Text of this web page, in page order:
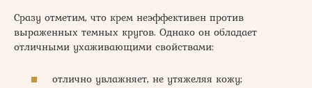
Сразу отметим, что крем неэффективен против
выраженных темных кругов. Однако он обладает
отличными ухаживающими свойствами:
отлично увлажняет, не утяжеляя кожу;